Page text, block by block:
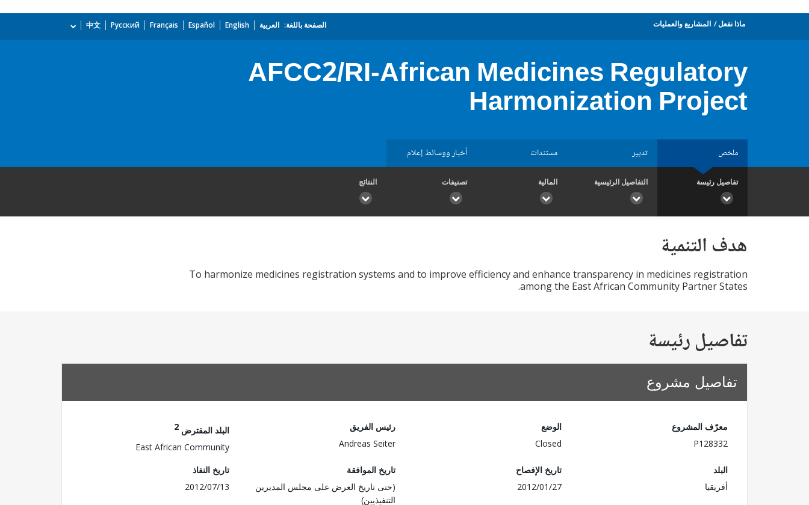
ماذا نفعل المشاريع والعمليات الصفحة باللغة: العربية English
Español
Français
Русский
中文
AFCC2/RI-African Medicines Regulatory
Harmonization Project
ملخص تدبير مستندات أخبار ووسائط إعلام
تفاصيل رئيسة التفاصيل الرئيسية المالية تصنيفات النتائج
هدف التنمية
To harmonize medicines registration systems and to improve efficiency and enhance transparency in medicines registration
among the East African Community Partner States.
تفاصيل رئيسة
تفاصيل مشروع
معرّف المشروع
P128332
الوضع
Closed
رئيس الفريق
Andreas Seiter
البلد المقترض 2
East African Community
البلد
أفريقيا
تاريخ الإفصاح
2012/01/27
تاريخ الموافقة
(حتى تاريخ العرض على مجلس المديرين
التنفيذيين)
تاريخ النفاذ
2012/07/13